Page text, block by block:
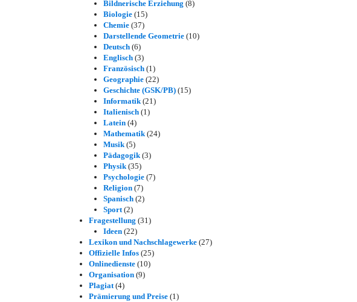
Bildnerische Erziehung (8)
Biologie (15)
Chemie (37)
Darstellende Geometrie (10)
Deutsch (6)
Englisch (3)
Französisch (1)
Geographie (22)
Geschichte (GSK/PB) (15)
Informatik(21)
Italienisch (1)
Latein (4)
Mathematik(24)
Musik(5)
Pädagogik(3)
Physik(35)
Psychologie (7)
Religion (7)
Spanisch (2)
Sport(2)
Fragestellung (31)
Ideen (22)
Lexikon und Nachschlagewerke (27)
Offizielle Infos (25)
Onlinedienste (10)
Organisation (9)
Plagiat(4)
Prämierung und Preise (1)